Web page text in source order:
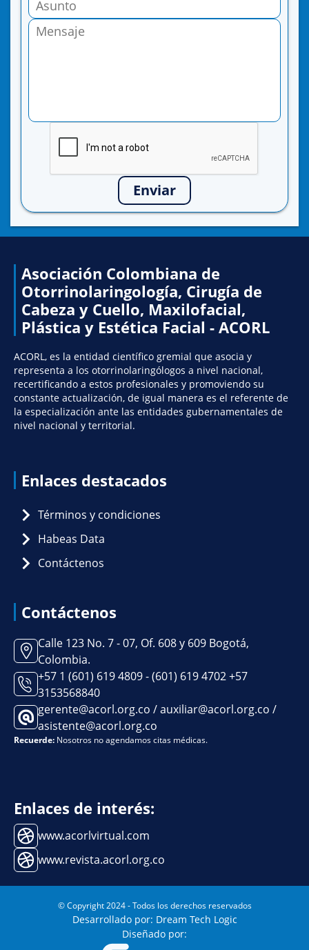
Enviar
Asociación Colombiana de
Otorrinolaringología, Cirugía de
Cabeza y Cuello, Maxilofacial,
Plástica y Estética Facial - ACORL
ACORL, es la entidad científico gremial que asocia y
representa a los otorrinolaringólogos a nivel nacional,
recertificando a estos profesionales y promoviendo su
constante actualización, de igual manera es el referente de
la especialización ante las entidades gubernamentales de
nivel nacional y territorial.
Enlaces destacados
Términos y condiciones
Habeas Data
Contáctenos
Contáctenos
Calle 123 No. 7 - 07, Of. 608 y 609 Bogotá,
Colombia.
+57 1 (601) 619 4809 - (601) 619 4702 +57
3153568840
gerente@acorl.org.co / auxiliar@acorl.org.co /
asistente@acorl.org.co
Recuerde: Nosotros no agendamos citas médicas.
Enlaces de interés:
www.acorlvirtual.com
www.revista.acorl.org.co
© Copyright 2024 - Todos los derechos reservados
Desarrollado por: Dream Tech Logic
Diseñado por: